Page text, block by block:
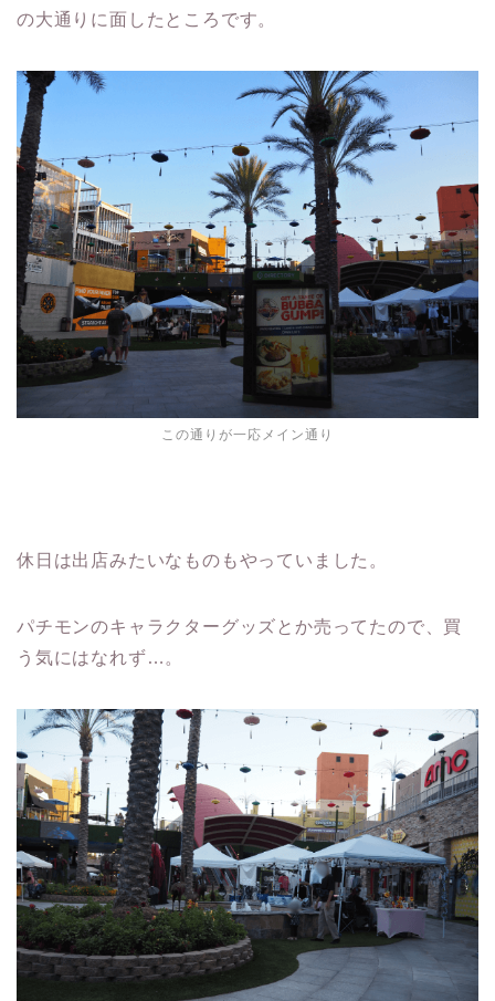
の大通りに面したところです。
この通りが一応メイン通り
休日は出店みたいなものもやっていました。
パチモンのキャラクターグッズとか売ってたので、買
う気にはなれず…。